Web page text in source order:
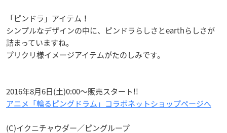
「ピンドラ」アイテム！
シンプルなデザインの中に、ピンドラらしさとearthらしさが
詰まっていますね。
プリクリ様イメージアイテムがたのしみです。
2016年8月6日(土)0:00～販売スタート!!
アニメ「輪るピングドラム」コラボネットショップページへ
(C)イクニチャウダー／ピングループ